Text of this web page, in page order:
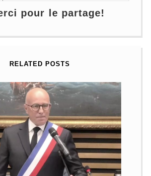
pour le partage!
RELATED POSTS